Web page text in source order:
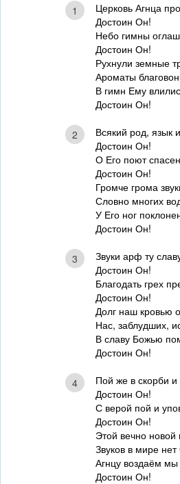
1
Церковь Агнца
Достоин Он!
Небо гимны
Достоин Он!
Рухнули земные
Ароматы
В гимн Ему
Достоин Он!
2
Всякий род, язык
Достоин Он!
О Его поют
Достоин Он!
Громче грома
Словно многих
У Его ног
Достоин Он!
3
Звуки арф ту
Достоин Он!
Благодать грех
Достоин Он!
Долг наш кровью
Нас, заблудших,
В славу Божью
Достоин Он!
4
Пой же в скорби и
Достоин Он!
С верой пой и
Достоин Он!
Этой вечно новой
Звуков в мире нет
Агнцу воздаём мы
Достоин Он!